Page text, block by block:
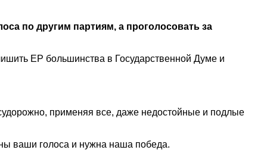
по другим партиям, а проголосовать за
ЕР большинства в Государственной Думе и
применяя все, даже недостойные и подлые
ваши голоса и нужна наша победа.